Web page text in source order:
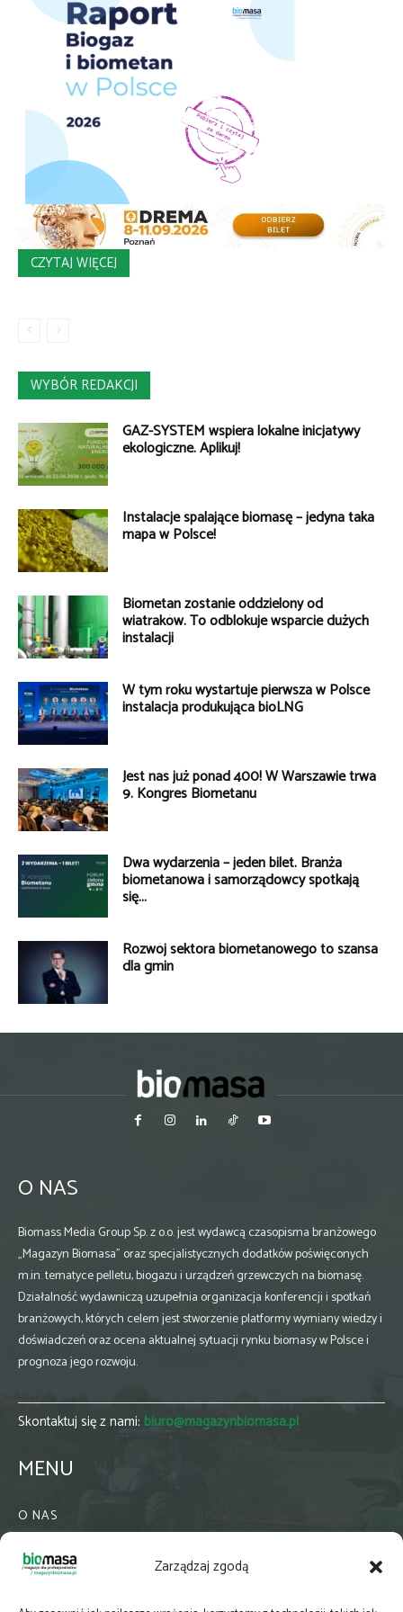
Zarządzaj zgodą
CZYTAJ WIĘCEJ
WYBÓR REDAKCJI
GAZ-SYSTEM wspiera lokalne inicjatywy
ekologiczne. Aplikuj!
Instalacje spalające biomasę – jedyna taka
mapa w Polsce!
Biometan zostanie oddzielony od
wiatraków. To odblokuje wsparcie dużych
instalacji
W tym roku wystartuje pierwsza w Polsce
instalacja produkująca bioLNG
Jest nas już ponad 400! W Warszawie trwa
9. Kongres Biometanu
Dwa wydarzenia – jeden bilet. Branża
biometanowa i samorządowcy spotkają
się...
Rozwój sektora biometanowego to szansa
dla gmin
O NAS
Biomass Media Group Sp. z o.o. jest wydawcą czasopisma branżowego
„Magazyn Biomasa” oraz specjalistycznych dodatków poświęconych
m.in. tematyce pelletu, biogazu i urządzeń grzewczych na biomasę.
Działalność wydawniczą uzupełnia organizacja konferencji i spotkań
branżowych, których celem jest stworzenie platformy wymiany wiedzy i
doświadczeń oraz ocena aktualnej sytuacji rynku biomasy w Polsce i
prognoza jego rozwoju.
Skontaktuj się z nami: biuro@magazynbiomasa.pl
MENU
O NAS
WSPÓŁPRACA